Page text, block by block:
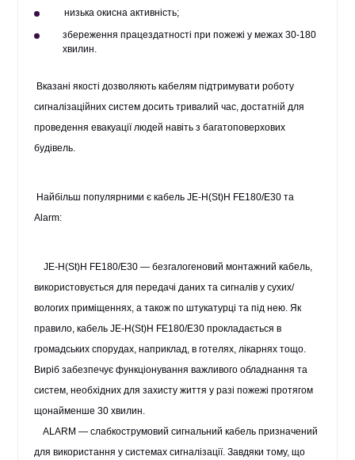
низька окисна активність;
збереження працездатності при пожежі у межах 30-180
хвилин.
Вказані якості дозволяють кабелям підтримувати роботу
сигналізаційних систем досить тривалий час, достатній для
проведення евакуації людей навіть з багатоповерхових
будівель.
Найбільш популярними єкабель JE-H(St)H FE180/E30 та
Alarm:
JE-H(St)H FE180/E30 — безгалогеновий монтажний кабель,
використовується для передачі даних та сигналів у сухих/
вологих приміщеннях, а також по штукатурці та під нею. Як
правило,кабель JE-H(St)H FE180/E30 прокладається в
громадських спорудах, наприклад, в готелях, лікарнях тощо.
Виріб забезпечує функціонування важливого обладнання та
систем, необхідних для захисту життя у разі пожежі протягом
щонайменше 30 хвилин.
ALARM — слабкострумовий сигнальний кабель призначений
для використання у системах сигналізації. Завдяки тому, що